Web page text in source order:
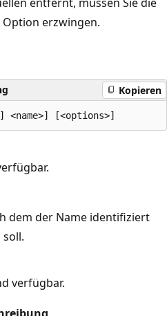
Option erzwingen.
Kopieren
dem der Name identifiziert
verfügbar.